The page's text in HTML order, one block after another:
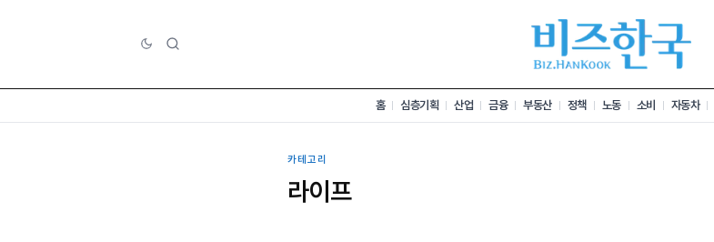
홈 심층기획 산업 금융 부동산 정책 노동 소비 자동차
카테고리
라이프